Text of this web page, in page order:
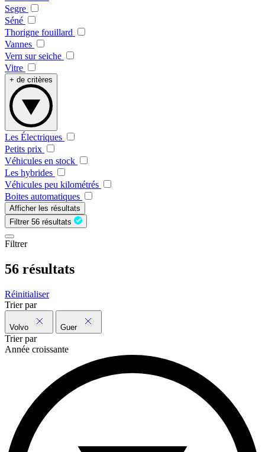
Segre
Séné
Thorigne fouillard
Vannes
Vern sur seiche
Vitre
+ de critères
Les Électriques
Petits prix
Véhicules en stock
Les hybrides
Véhicules peu kilométrés
Boites automatiques
Afficher les résultats
Filtrer 56 résultats
Filtrer
56 résultats
Réinitialiser
Trier par
Volvo Guer
Trier par
Année croissante